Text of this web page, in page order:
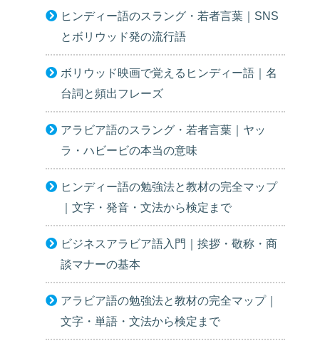
ヒンディー語のスラング・若者言葉｜SNS
とボリウッド発の流行語
ボリウッド映画で覚えるヒンディー語｜名
台詞と頻出フレーズ
アラビア語のスラング・若者言葉｜ヤッ
ラ・ハビービの本当の意味
ヒンディー語の勉強法と教材の完全マップ
｜文字・発音・文法から検定まで
ビジネスアラビア語入門｜挨拶・敬称・商
談マナーの基本
アラビア語の勉強法と教材の完全マップ｜
文字・単語・文法から検定まで